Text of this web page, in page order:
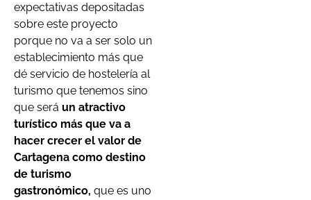
expectativas depositadas
sobre este proyecto
porque no va a ser solo un
establecimiento más que
dé servicio de hostelería al
turismo que tenemos sino
que será un atractivo
turístico más que va a
hacer crecer el valor de
Cartagena como destino
de turismo
gastronómico, que es uno